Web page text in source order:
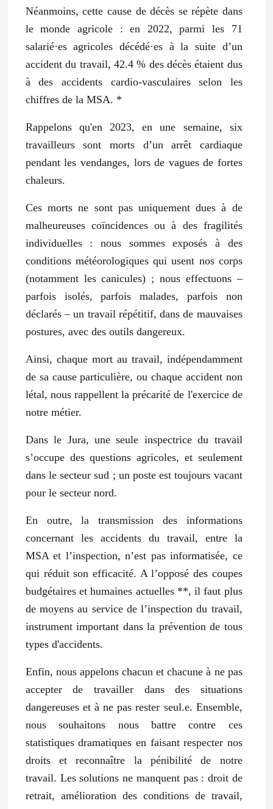
Néanmoins, cette cause de décès se répète dans
le monde agricole : en 2022, parmi les 71
salarié·es agricoles décédé·es à la suite d’un
accident du travail, 42.4 % des décès étaient dus
à des accidents cardio-vasculaires selon les
chiffres de la MSA. *
Rappelons qu'en 2023, en une semaine, six
travailleurs sont morts d’un arrêt cardiaque
pendant les vendanges, lors de vagues de fortes
chaleurs.
Ces morts ne sont pas uniquement dues à de
malheureuses coïncidences ou à des fragilités
individuelles : nous sommes exposés à des
conditions météorologiques qui usent nos corps
(notamment les canicules) ; nous effectuons –
parfois isolés, parfois malades, parfois non
déclarés – un travail répétitif, dans de mauvaises
postures, avec des outils dangereux.
Ainsi, chaque mort au travail, indépendamment
de sa cause particulière, ou chaque accident non
létal, nous rappellent la précarité de l'exercice de
notre métier.
Dans le Jura, une seule inspectrice du travail
s’occupe des questions agricoles, et seulement
dans le secteur sud ; un poste est toujours vacant
pour le secteur nord.
En outre, la transmission des informations
concernant les accidents du travail, entre la
MSA et l’inspection, n’est pas informatisée, ce
qui réduit son efficacité. A l’opposé des coupes
budgétaires et humaines actuelles **, il faut plus
de moyens au service de l’inspection du travail,
instrument important dans la prévention de tous
types d'accidents.
Enfin, nous appelons chacun et chacune à ne pas
accepter de travailler dans des situations
dangereuses et à ne pas rester seul.e. Ensemble,
nous souhaitons nous battre contre ces
statistiques dramatiques en faisant respecter nos
droits et reconnaître la pénibilité de notre
travail. Les solutions ne manquent pas : droit de
retrait, amélioration des conditions de travail,